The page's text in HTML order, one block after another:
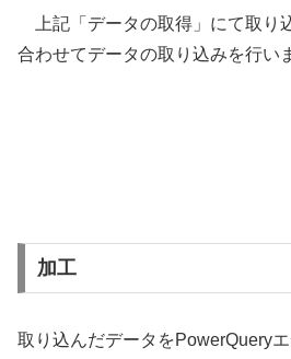
上記「データの取得」にて取り
合わせてデータの取り込みを行い
加工
取り込んだデータをPowerQuery